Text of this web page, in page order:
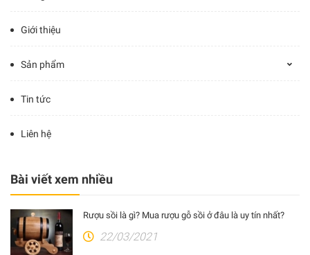
Giới thiệu
Sản phẩm
Tin tức
Liên hệ
Bài viết xem nhiều
Rượu sồi là gì? Mua rượu gỗ sồi ở đâu là uy tín nhất?
22/03/2021